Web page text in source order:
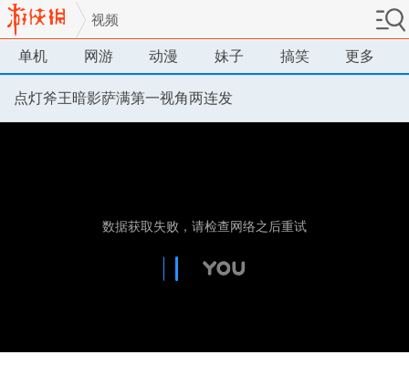
视频
单机 网游 动漫 妹子 搞笑 更多
点灯斧王暗影萨满第一视角两连发